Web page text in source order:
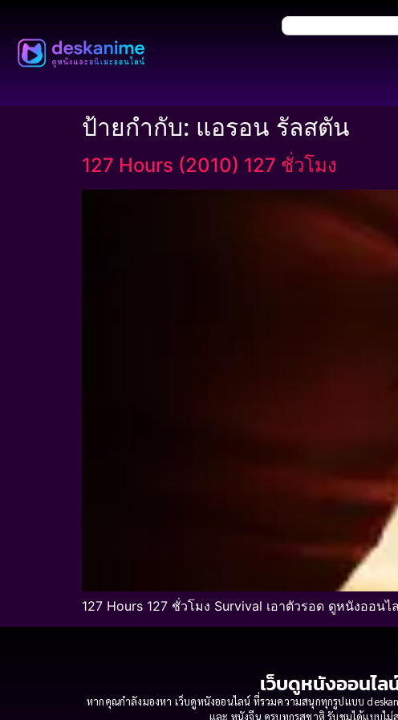
ป้ายกำกับ: แอรอน รัลสตัน
127 Hours (2010) 127 ชั่วโมง
127 Hours 127 ชั่วโมง Survival เอาตัวรอด ดูหนังออน
เว็บดูหนังออนไล
หากคุณกำลังมองหา เว็บดูหนังออนไลน์ ที่รวมความสนุกทุกรูปแบบ
และ หนังจีน ครบทุกรสชาติ รับชมได้แบบไ